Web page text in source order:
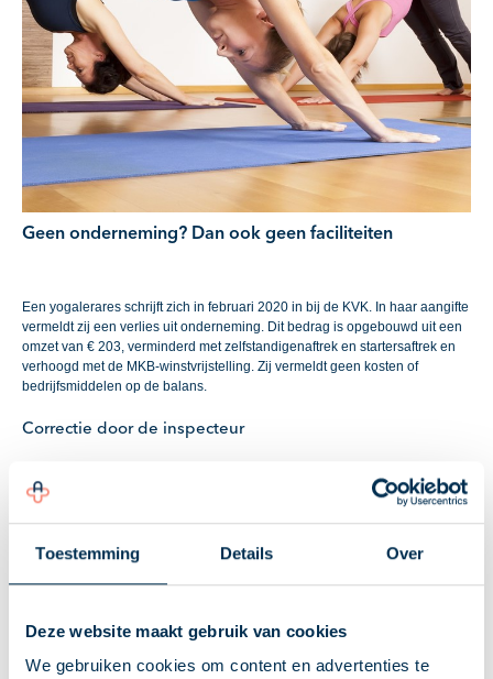
Toestemming Details Over
Deze website maakt gebruik van cookies
We gebruiken cookies om content en advertenties te
Geen onderneming? Dan ook geen faciliteiten
Een yogalerares schrijft zich in februari 2020 in bij de KVK. In haar aangifte
vermeldt zij een verlies uit onderneming. Dit bedrag is opgebouwd uit een
omzet van € 203, verminderd met zelfstandigenaftrek en startersaftrek en
verhoogd met de MKB-winstvrijstelling. Zij vermeldt geen kosten of
bedrijfsmiddelen op de balans.
Correctie door de inspecteur
werkzaamheden en past de ondernemersfaciliteiten niet toe. De vrouw
maakt bezwaar, maar dit wordt ongegrond verklaard. Ook de rechtbank
die deelneemt aan het maatschappelijk verkeer met het oogmerk om
voordeel te behalen. Cruciaal is dat dit voordeel ook redelijkerwijs te